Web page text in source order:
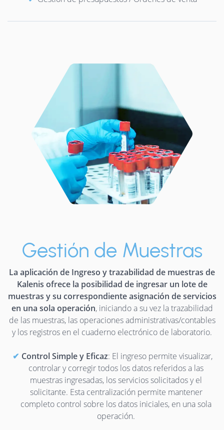
Gestión de Muestras
La aplicación de Ingreso y trazabilidad de muestras de
Kalenis ofrece la posibilidad de ingresar un lote de
muestras y su correspondiente asignación de servicios
en una sola operación, iniciando a su vez la trazabilidad
de las muestras, las operaciones administrativas/contables
y los registros en el cuaderno electrónico de laboratorio.
Control Simple y Eficaz: El ingreso permite visualizar,
controlar y corregir todos los datos referidos a las
muestras ingresadas, los servicios solicitados y el
solicitante. Esta centralización permite mantener
completo control sobre los datos iniciales, en una sola
operación.